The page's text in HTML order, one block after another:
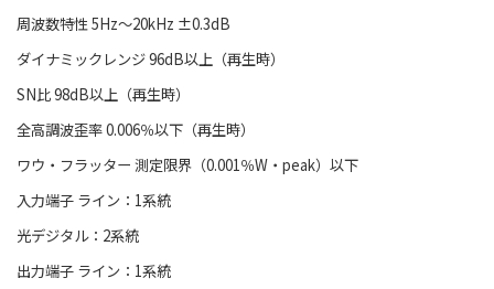
周波数特性 5Hz～20kHz ±0.3dB
ダイナミックレンジ 96dB以上（再生時）
SN比 98dB以上（再生時）
全高調波歪率 0.006％以下（再生時）
ワウ・フラッター 測定限界（0.001％W・peak）以下
入力端子 ライン：1系統
光デジタル：2系統
出力端子 ライン：1系統